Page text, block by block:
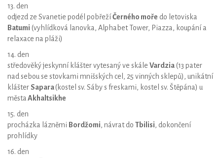
13. den
odjezd ze Svanetie podél pobřežíČerného moře do letoviska
Batumi (vyhlídková lanovka, Alphabet Tower, Piazza, koupání a
relaxace na pláži)
14. den
středověký jeskynní klášter vytesaný ve skále Vardzia(13 pater
nad sebou se stovkami mnišských cel, 25 vinných sklepů), unikátní
klášter Sapara(kostel sv. Sáby s freskami, kostel sv. Štěpána) u
městaAkhaltsikhe
15. den
procházka lázněmi Bordžomi, návrat do Tbilisi, dokončení
prohlídky
16. den